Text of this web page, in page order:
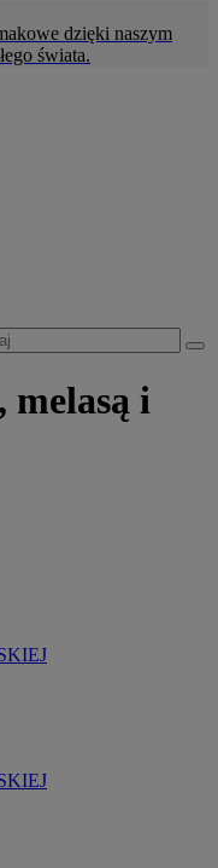
dzięki naszym
świata.
melasą i